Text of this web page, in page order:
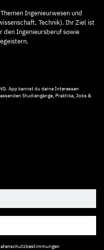
Ingenieurwesen und
Technik). Ihr Ziel ist
den Ingenieursberuf sowie
App kannst du deine Interessen
Studiengänge, Praktika, Jobs &